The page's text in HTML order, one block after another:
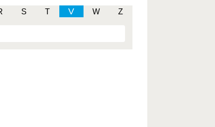
S T V W Z